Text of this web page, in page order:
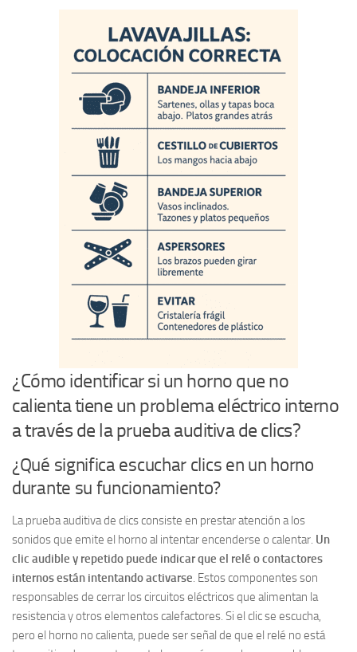
¿Cómo identificar si un horno que no
calienta tiene un problema eléctrico interno
a través de la prueba auditiva de clics?
¿Qué significa escuchar clics en un horno
durante su funcionamiento?
La prueba auditiva de clics consiste en prestar atención a los
sonidos que emite el horno al intentar encenderse o calentar. Un
clic audible y repetido puede indicar que el relé o contactores
internos están intentando activarse. Estos componentes son
responsables de cerrar los circuitos eléctricos que alimentan la
resistencia y otros elementos calefactores. Si el clic se escucha,
pero el horno no calienta, puede ser señal de que el relé no está